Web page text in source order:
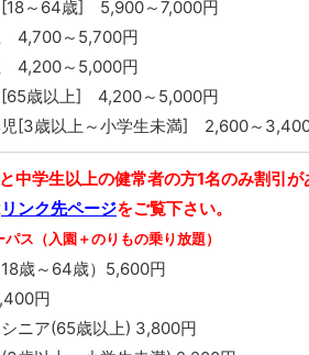
[18～64歳] 5,900～7,000円
4,700～5,700円
4,200～5,000円
[65歳以上] 4,200～5,000円
児[3歳以上～小学生未満] 2,600～
中学生以上の健常者の方1名のみ割引が
リンク先ページをご覧下さい。
パス（入園＋のりもの乗り放題）
歳～64歳）5,600円
円
ニア(65歳以上) 3,800円